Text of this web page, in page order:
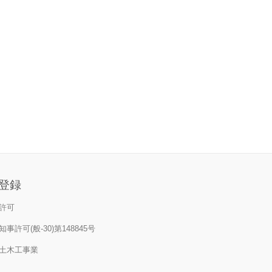
録
可
事許可(般-30)第148845号
木工事業